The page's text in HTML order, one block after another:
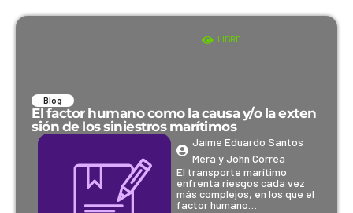
LIBRE
Blog
El factor humano como la causa y/o la exten
sión de los siniestros marítimos
Jaime Eduardo Santos
Mera y John Correa
El transporte marítimo
enfrenta riesgos cada vez
más complejos, en los que el
factor humano…